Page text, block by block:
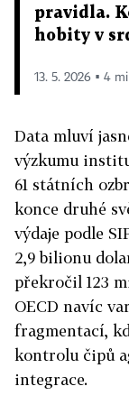
pravidla.
hobity v
13. 5. 2026 ▪ 4
Data mluví
výzkumu
61 státních
konce druhé
výdaje podle
2,9 bilionu
překročil 123
OECD navíc
fragmentací,
kontrolu čipů
integrace.